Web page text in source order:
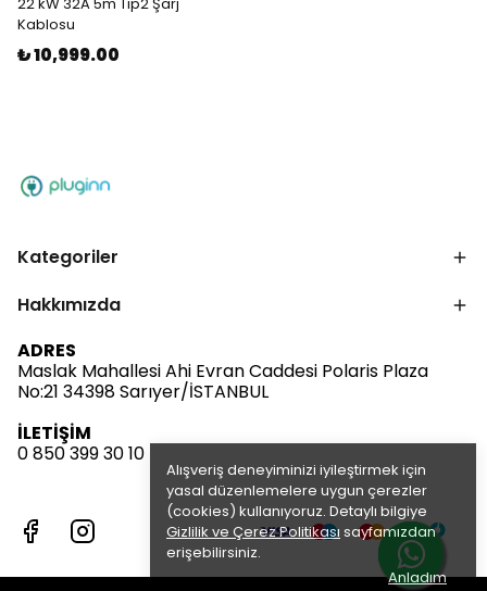
Alışveriş deneyiminizi iyileştirmek için
yasal düzenlemelere uygun çerezler
(cookies) kullanıyoruz. Detaylı bilgiye
Gizlilik ve Çerez Politikası sayfamızdan
erişebilirsiniz.
Anladım
Kablosu
₺ 10,999.00
Kategoriler
Hakkımızda
ADRES
Maslak Mahallesi Ahi Evran Caddesi Polaris Plaza
No:21 34398 Sarıyer/İSTANBUL
İLETİŞİM
0 850 399 30 10